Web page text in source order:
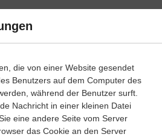
die von einer Website gesendet
Benutzers auf dem Computer des
während der Benutzer surft.
Nachricht in einer kleinen Datei
eine andere Seite vom Server
das Cookie an den Server